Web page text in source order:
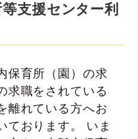
支援センター利
保育所（園）の求
求職をされている
離れている方へお
ております。 いま